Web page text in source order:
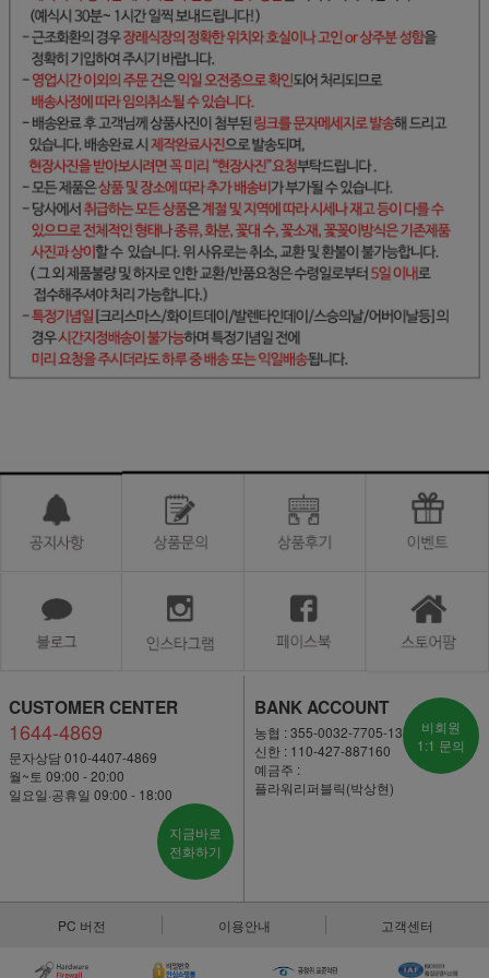
CUSTOMER CENTER
1644-4869
문자상담 010-4407-4869
월~토 09:00 - 20:00
일요일·공휴일 09:00 - 18:00
지금바로
전화하기
BANK ACCOUNT
농협 : 355-0032-7705-13
신한 : 110-427-887160
예금주 :
플라워리퍼블릭(박상현)
비회원
1:1 문의
PC 버전 이용안내 고객센터